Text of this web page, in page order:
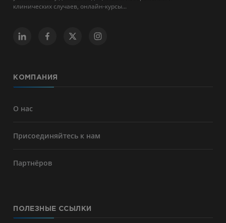
клинических случаев, онлайн-курсы...
КОМПАНИЯ
О нас
Присоединяйтесь к нам
Партнёров
ПОЛЕЗНЫЕ ССЫЛКИ